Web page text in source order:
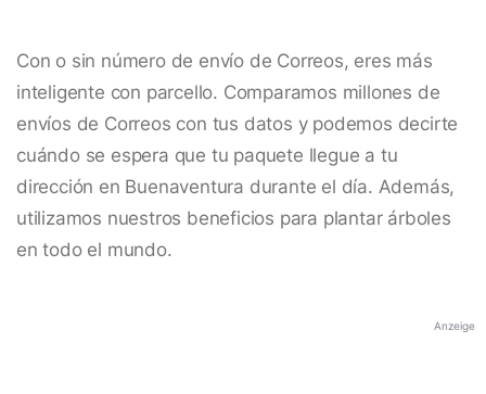
Con o sin número de envío de Correos, eres más
inteligente con parcello. Comparamos millones de
envíos de Correos con tus datos y podemos decirte
cuándo se espera que tu paquete llegue a tu
dirección en Buenaventura durante el día. Además,
utilizamos nuestros beneficios para plantar árboles
en todo el mundo.
Anzeige